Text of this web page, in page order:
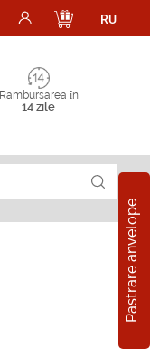
RU
Rambursarea în
14 zile
Pastrare anvelope